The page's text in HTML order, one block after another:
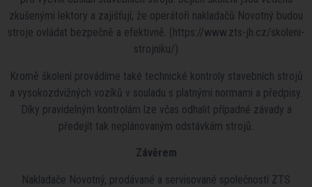
zkušenými lektory a zajišťují, že operátoři nakladačů Novotný budou
stroje ovládat bezpečně a efektivně. (https://www.zts-jh.cz/skoleni-
strojniku/)
Kromě školení provádíme také technické kontroly stavebních strojů
a vysokozdvižných vozíků v souladu s platnými normami a předpisy.
Díky pravidelným kontrolám lze včas odhalit případné závady a
předejít tak neplánovaným odstávkám strojů.
Závěrem
Nakladače Novotný, prodávané a servisované společností ZTS